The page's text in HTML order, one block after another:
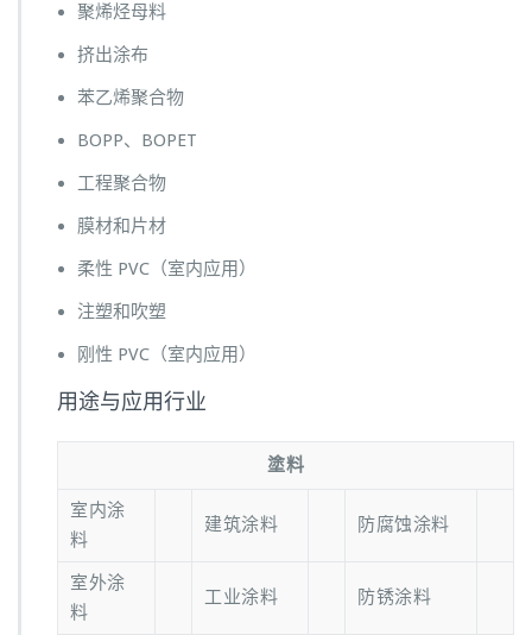
聚烯烃母料
挤出涂布
苯乙烯聚合物
BOPP、BOPET
工程聚合物
膜材和片材
柔性 PVC（室内应用）
注塑和吹塑
刚性 PVC（室内应用）
用途与应用行业
塗料
室内涂
料
建筑涂料 防腐蚀涂料
室外涂
料
工业涂料 防锈涂料